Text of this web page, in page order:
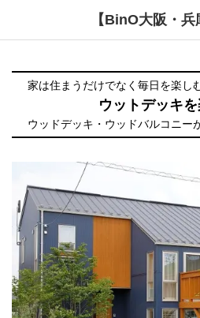
【BinO大阪・兵
家は住まうだけでなく毎日を楽し
ウットデッキ
ウッドデッキ・ウッドバルコニー